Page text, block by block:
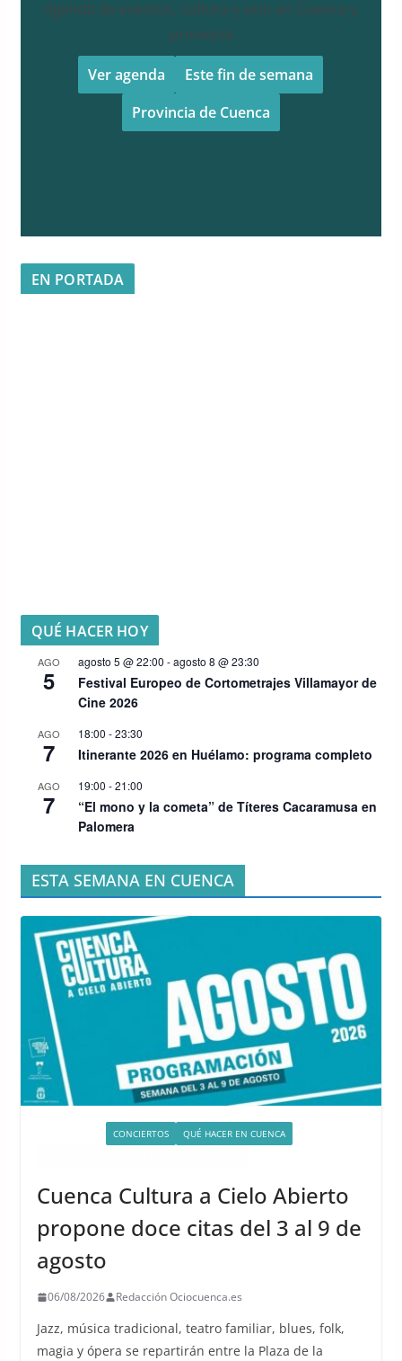
Agenda de eventos, cultura y ocio en Cuenca y
provincia
Ver agenda
Este fin de semana
Provincia de Cuenca
EN PORTADA
QUÉ HACER HOY
AGO
5
agosto 5 @ 22:00 -agosto 8 @ 23:30
Festival Europeo de Cortometrajes Villamayor de
Cine 2026
AGO
7
18:00 -23:30
Itinerante 2026 en Huélamo: programa completo
AGO
7
19:00 -21:00
“El mono y la cometa” de Títeres Cacaramusa en
Palomera
ESTA SEMANA EN CUENCA
CONCIERTOS
QUÉ HACER EN CUENCA
Cuenca Cultura a Cielo Abierto
propone doce citas del 3 al 9 de
agosto
06/08/2026 Redacción Ociocuenca.es
Jazz, música tradicional, teatro familiar, blues, folk,
magia y ópera se repartirán entre la Plaza de la